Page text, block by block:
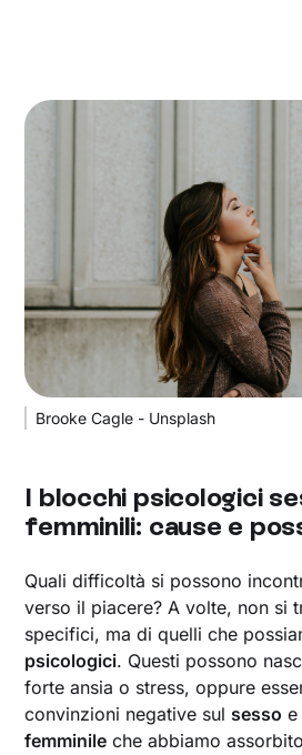
Brooke Cagle - Unsplash
I blocchi psicologici
femminili: cause e
Quali difficoltà si possono
verso il piacere? A volte, non si
specifici, ma di quelli che
psicologici. Questi possono
forte ansia o stress, oppure
convinzioni negative sul sesso e
femminile che abbiamo